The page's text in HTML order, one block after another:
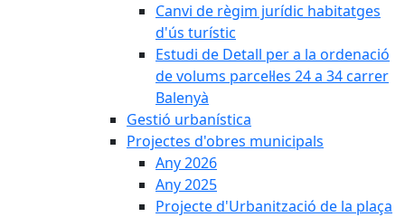
Canvi de règim jurídic habitatges
d'ús turístic
Estudi de Detall per a la ordenació
de volums parcel·les 24 a 34 carrer
Balenyà
Gestió urbanística
Projectes d'obres municipals
Any 2026
Any 2025
Projecte d'Urbanització de la plaça